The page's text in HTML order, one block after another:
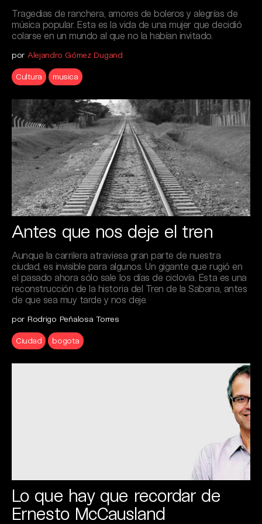
Tragedias de ranchera, amores de boleros y alegrías de
música popular. Esta es la vida de una mujer que decidió
colarse en un mundo al que no la habían invitado.
por Alejandro Gómez Dugand
Cultura musica
Antes que nos deje el tren
Aunque la carrilera atraviesa gran parte de nuestra
ciudad, es invisible para algunos. Un gigante que rugió en
el pasado ahora sólo sale los días de ciclovía. Esta es una
reconstrucción de la historia del Tren de la Sabana, antes
de que sea muy tarde y nos deje.
por Rodrigo Peñalosa Torres
Ciudad bogota
Lo que hay que recordar de
Ernesto McCausland